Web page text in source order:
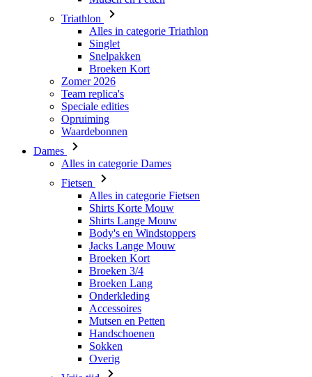
Broeken Kort
Zomer 2026
Team replica's
Speciale edities
Opruiming
Waardebonnen
Dames
Alles in categorie Dames
Fietsen
Alles in categorie Fietsen
Shirts Lange Mouw
Body's en Windstoppers
Jacks Lange Mouw
Broeken Kort
Broeken 3/4
Broeken Lang
Onderkleding
Accessoires
Mutsen en Petten
Handschoenen
Sokken
Overig
Vrije tijd
Alles in categorie Vrije tijd
T-Shirts
Hoodie
Mutsen en Petten